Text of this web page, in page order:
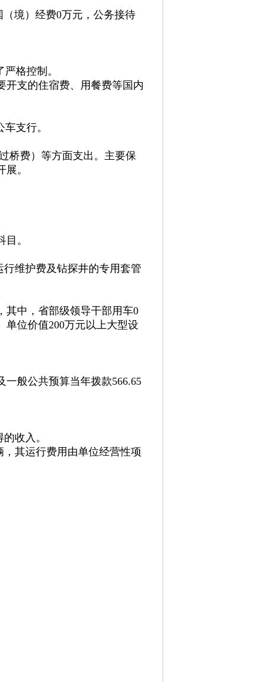
（境）经费0万元，公务接待
格控制。
开支的住宿费、用餐费等国内
支行。
桥费）等方面支出。主要保
。
。
维护费及钻探井的专用套管
其中，省部级领导干部用车0
单位价值200万元以上大型设
般公共预算当年拨款566.65
收入。
其运行费用由单位经营性项